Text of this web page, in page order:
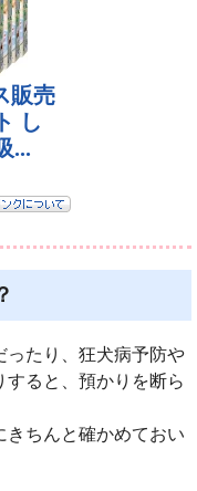
ったり、狂犬病予防や
ると、預かりを断ら
ちんと確かめておい